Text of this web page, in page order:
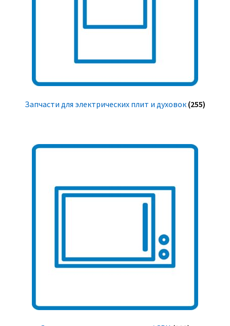
Запчасти для электрических плит и духовок (255)